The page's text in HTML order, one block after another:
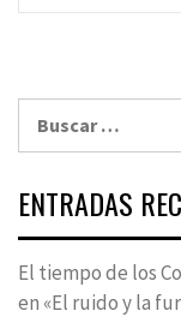
ENTRADAS
El tiempo de los
en «El ruido y la